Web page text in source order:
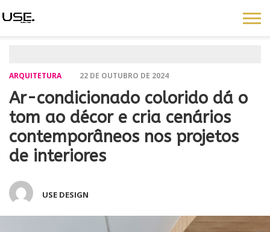
ARQUITETURA 22 DE OUTUBRO DE 2024
Ar-condicionado colorido dá o
tom ao décor e cria cenários
contemporâneos nos projetos
de interiores
USE DESIGN